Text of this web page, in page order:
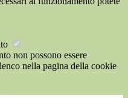
non possono essere
nella pagina della cookie